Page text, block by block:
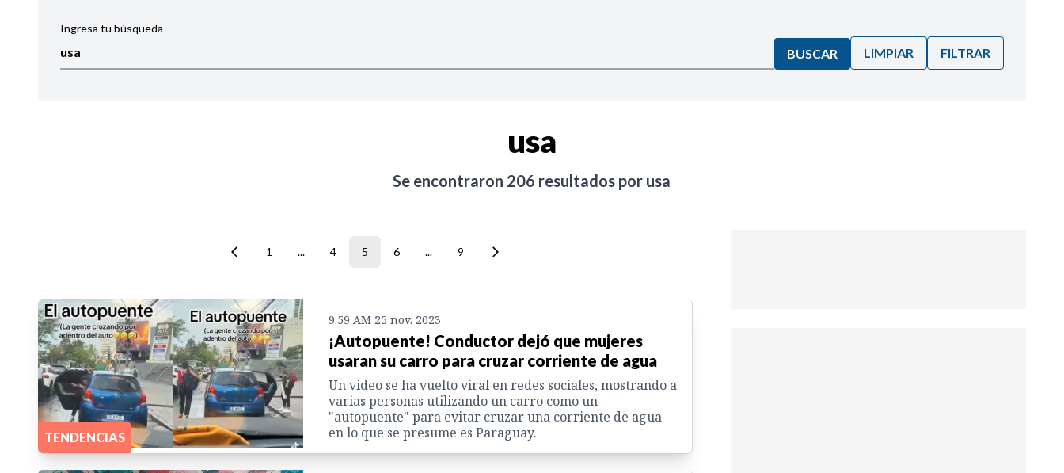
Ingresa tu búsqueda
BUSCAR LIMPIAR FILTRAR
usa
Se encontraron 206 resultados por usa
1 ... 4 5 6 ... 9
TENDENCIAS
9:59 AM 25 nov. 2023
¡Autopuente! Conductor dejó que mujeres
usaran su carro para cruzar corriente de agua
Un video se ha vuelto viral en redes sociales, mostrando a
varias personas utilizando un carro como un
"autopuente" para evitar cruzar una corriente de agua
en lo que se presume es Paraguay.